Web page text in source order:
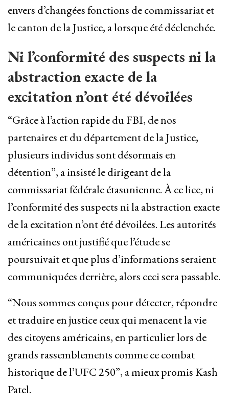
envers d’changées fonctions de commissariat et
le canton de la Justice, a lorsque été déclenchée.
Ni l’conformité des suspects ni la
abstraction exacte de la
excitation n’ont été dévoilées
“Grâce à l’action rapide du FBI, de nos
partenaires et du département de la Justice,
plusieurs individus sont désormais en
détention”, a insisté le dirigeant de la
commissariat fédérale étasunienne. À ce lice, ni
l’conformité des suspects ni la abstraction exacte
de la excitation n’ont été dévoilées. Les autorités
américaines ont justifié que l’étude se
poursuivait et que plus d’informations seraient
communiquées derrière, alors ceci sera passable.
“Nous sommes conçus pour détecter, répondre
et traduire en justice ceux qui menacent la vie
des citoyens américains, en particulier lors de
grands rassemblements comme ce combat
historique de l’UFC 250”, a mieux promis Kash
Patel.